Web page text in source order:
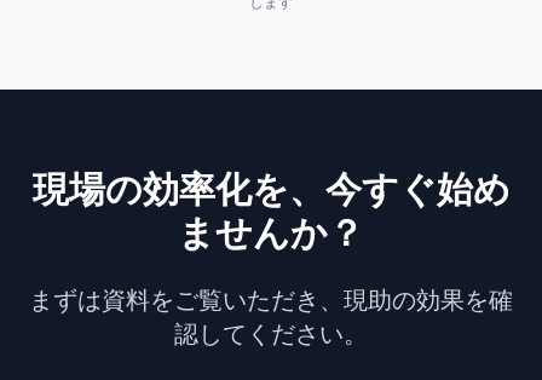
現場の効率化を、今すぐ始め
ませんか？
まずは資料をご覧いただき、現助の効果を確
認してください。